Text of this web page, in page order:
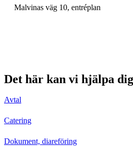
Malvinas väg 10, entréplan
Det här kan vi hjälpa
Avtal
Catering
Dokument, diareföring